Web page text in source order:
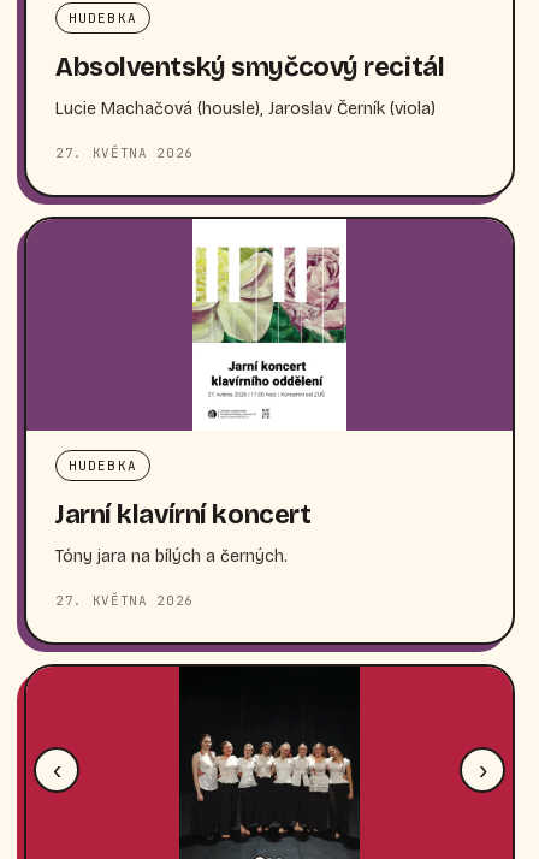
HUDEBKA
Absolventský smyčcový recitál
Lucie Machačová (housle), Jaroslav Černík (viola)
27. KVĚTNA 2026
HUDEBKA
Jarní klavírní koncert
Tóny jara na bílých a černých.
27. KVĚTNA 2026
‹ ›